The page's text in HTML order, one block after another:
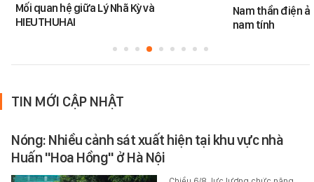
Mối quan hệ giữa Lý Nhã Kỳ và
HIEUTHUHAI
Nam thần điện
nam tính
TIN MỚI CẬP NHẬT
Nóng: Nhiều cảnh sát xuất hiện tại khu vực nhà
Huấn "Hoa Hồng" ở Hà Nội